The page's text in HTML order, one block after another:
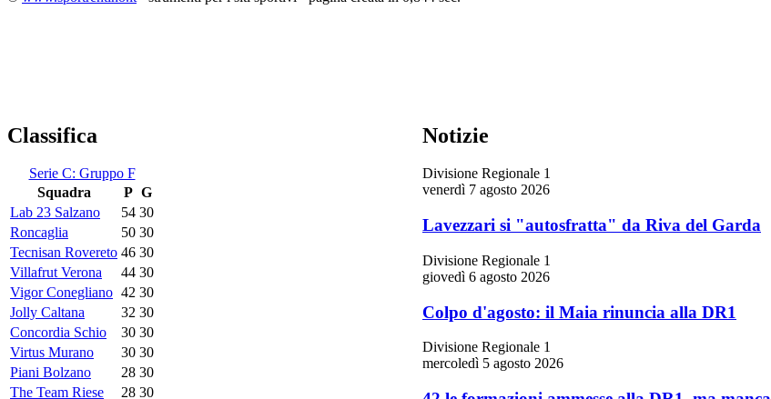
Classifica
Serie C: Gruppo F
Squadra
P G
Lab 23 Salzano
54 30
Roncaglia
50 30
Tecnisan Rovereto 46 30
Villafrut Verona
44 30
Vigor Conegliano 42 30
Jolly Caltana
32 30
Concordia Schio
30 30
Virtus Murano
30 30
Piani Bolzano
28 30
The Team Riese
28 30
Notizie
Divisione Regionale 1
venerdì 7 agosto 2026
Lavezzari si "autosfratta" da Riva del Garda
Divisione Regionale 1
giovedì 6 agosto 2026
Colpo d'agosto: il Maia rinuncia alla DR1
Divisione Regionale 1
mercoledì 5 agosto 2026